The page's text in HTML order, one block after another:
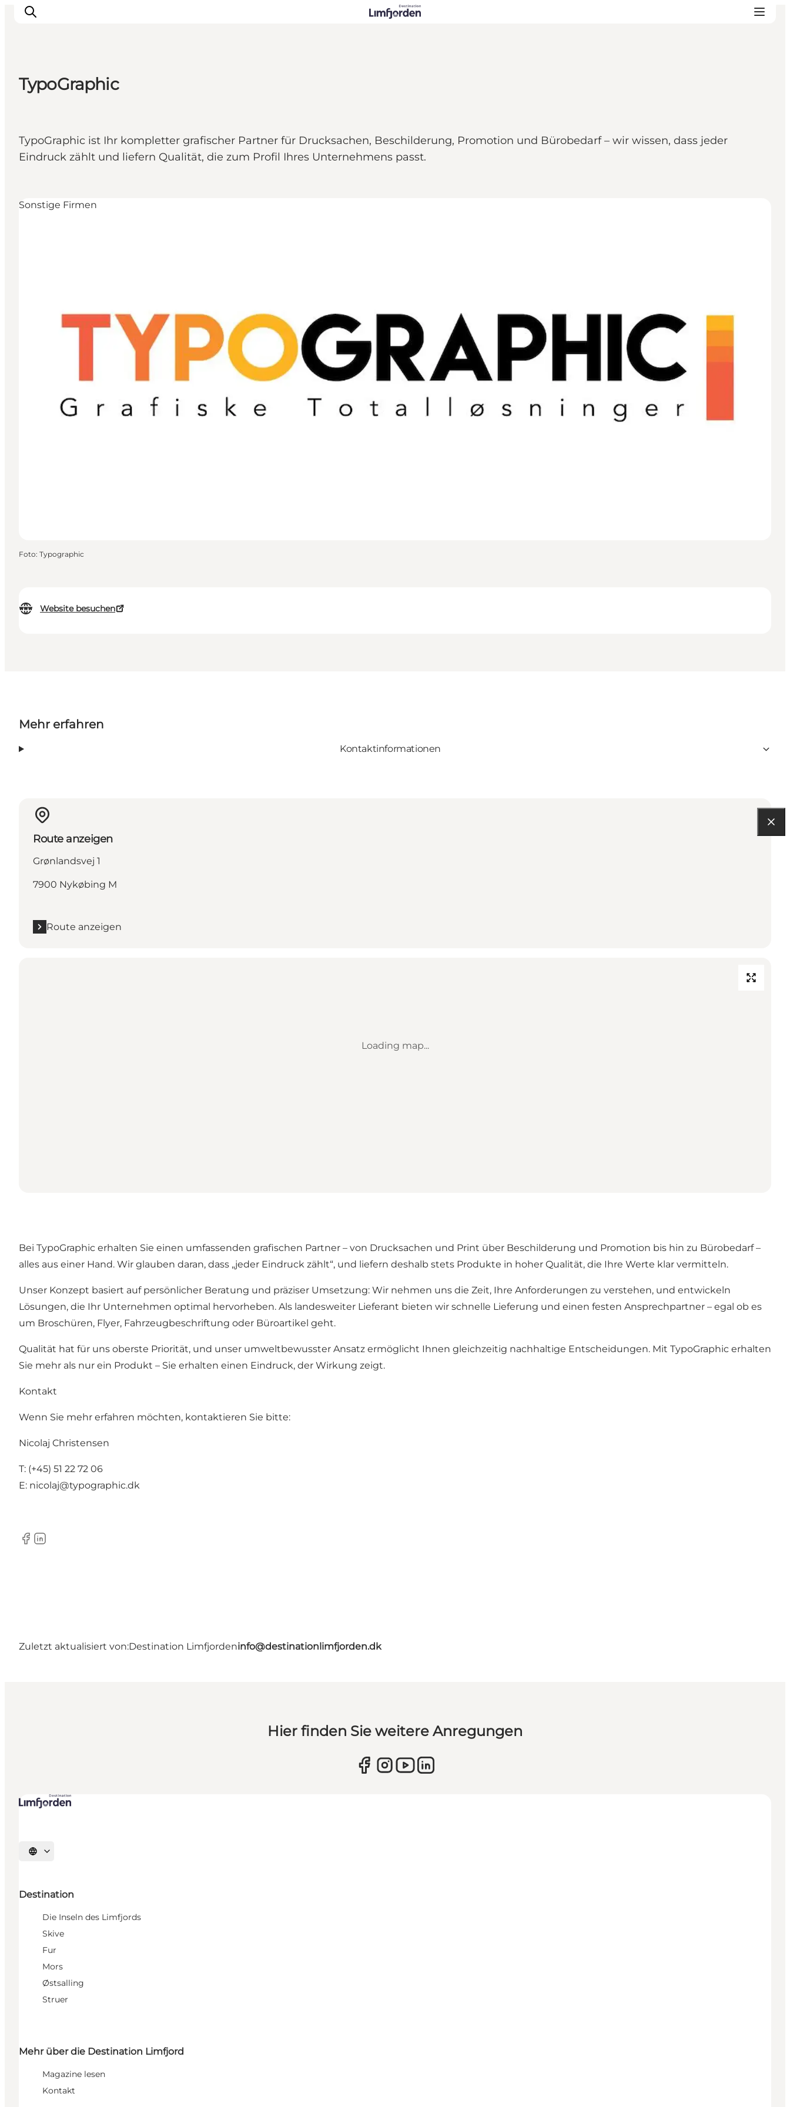
TypoGraphic
TypoGraphic ist Ihr kompletter grafischer Partner für Drucksachen, Beschilderung, Promotion und Bürobedarf – wir wissen, dass jeder
Eindruck zählt und liefern Qualität, die zum Profil Ihres Unternehmens passt.
Website besuchen
Sonstige Firmen
Foto: Typographic
Mehr erfahren
Kontaktinformationen
Route anzeigen
Grønlandsvej 1
7900 Nykøbing M
Route anzeigen
Loading map...
Bei TypoGraphic erhalten Sie einen umfassenden grafischen Partner – von Drucksachen und Print über Beschilderung und Promotion bis hin zu Bürobedarf –
alles aus einer Hand. Wir glauben daran, dass „jeder Eindruck zählt“, und liefern deshalb stets Produkte in hoher Qualität, die Ihre Werte klar vermitteln.
Unser Konzept basiert auf persönlicher Beratung und präziser Umsetzung: Wir nehmen uns die Zeit, Ihre Anforderungen zu verstehen, und entwickeln
Lösungen, die Ihr Unternehmen optimal hervorheben. Als landesweiter Lieferant bieten wir schnelle Lieferung und einen festen Ansprechpartner – egal ob es
um Broschüren, Flyer, Fahrzeugbeschriftung oder Büroartikel geht.
Qualität hat für uns oberste Priorität, und unser umweltbewusster Ansatz ermöglicht Ihnen gleichzeitig nachhaltige Entscheidungen. Mit TypoGraphic erhalten
Sie mehr als nur ein Produkt – Sie erhalten einen Eindruck, der Wirkung zeigt.
Kontakt
Wenn Sie mehr erfahren möchten, kontaktieren Sie bitte:
Nicolaj Christensen
T: (+45) 51 22 72 06
E: nicolaj@typographic.dk
Facebook
LinkedIn
Zuletzt aktualisiert von:Destination Limfjordeninfo@destinationlimfjorden.dk
Hier finden Sie weitere Anregungen
Sprache auswählen
Destination
Die Inseln des Limfjords
Skive
Fur
Mors
Østsalling
Struer
Mehr über die Destination Limfjord
Magazine lesen
Kontakt